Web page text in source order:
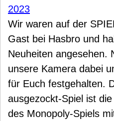
2023
Wir waren auf der
Gast bei Hasbro und
Neuheiten angesehen.
unsere Kamera dabei
für Euch festgehalten.
ausgezockt-Spiel ist
des Monopoly-Spiels